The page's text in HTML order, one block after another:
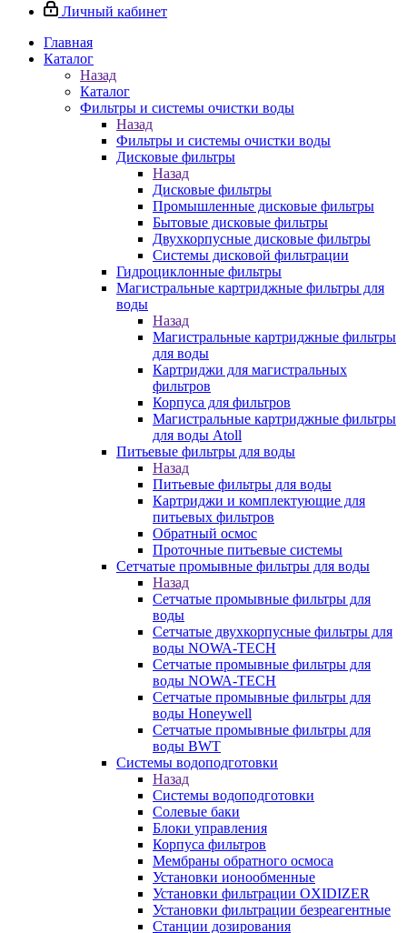
Личный кабинет
Главная
Каталог
Назад
Каталог
Фильтры и системы очистки воды
Назад
Фильтры и системы очистки воды
Дисковые фильтры
Назад
Дисковые фильтры
Промышленные дисковые фильтры
Бытовые дисковые фильтры
Двухкорпусные дисковые фильтры
Системы дисковой фильтрации
Гидроциклонные фильтры
Магистральные картриджные фильтры для
воды
Назад
Магистральные картриджные фильтры
для воды
Картриджи для магистральных
фильтров
Корпуса для фильтров
Магистральные картриджные фильтры
для воды Atoll
Питьевые фильтры для воды
Назад
Питьевые фильтры для воды
Картриджи и комплектующие для
питьевых фильтров
Обратный осмос
Проточные питьевые системы
Сетчатые промывные фильтры для воды
Назад
Сетчатые промывные фильтры для
воды
Сетчатые двухкорпусные фильтры для
воды NOWA-TECH
Сетчатые промывные фильтры для
воды NOWA-TECH
Сетчатые промывные фильтры для
воды Honeywell
Сетчатые промывные фильтры для
воды BWT
Системы водоподготовки
Назад
Системы водоподготовки
Солевые баки
Блоки управления
Корпуса фильтров
Мембраны обратного осмоса
Установки ионообменные
Установки фильтрации OXIDIZER
Установки фильтрации безреагентные
Станции дозирования